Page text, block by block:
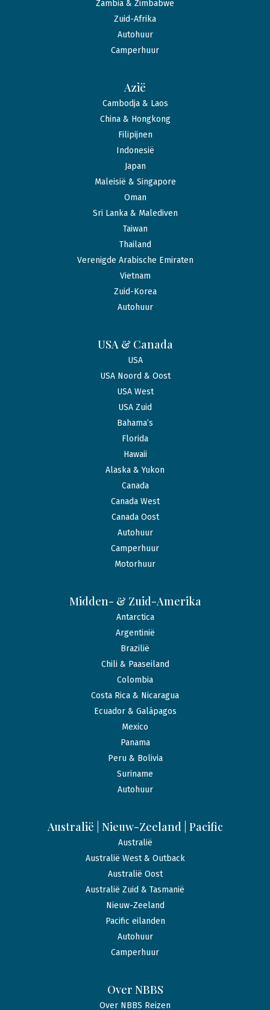
Zambia & Zimbabwe
Zuid-Afrika
Autohuur
Camperhuur
Azië
Cambodja & Laos
China & Hongkong
Filipijnen
Indonesië
Japan
Maleisië & Singapore
Oman
Sri Lanka & Malediven
Taiwan
Thailand
Verenigde Arabische Emiraten
Vietnam
Zuid-Korea
Autohuur
USA & Canada
USA
USA Noord & Oost
USA West
USA Zuid
Bahama’s
Florida
Hawaii
Alaska & Yukon
Canada
Canada West
Canada Oost
Autohuur
Camperhuur
Motorhuur
Midden- & Zuid-Amerika
Antarctica
Argentinië
Brazilië
Chili & Paaseiland
Colombia
Costa Rica & Nicaragua
Ecuador & Galápagos
Mexico
Panama
Peru & Bolivia
Suriname
Autohuur
Australië | Nieuw-Zeeland | Pacific
Australië
Australië West & Outback
Australië Oost
Australië Zuid & Tasmanië
Nieuw-Zeeland
Pacific eilanden
Autohuur
Camperhuur
Over NBBS
Over NBBS Reizen